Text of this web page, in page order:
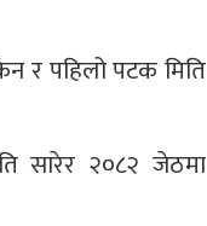
र पहिलो पटक मिति
सारेर २०८२ जेठमा